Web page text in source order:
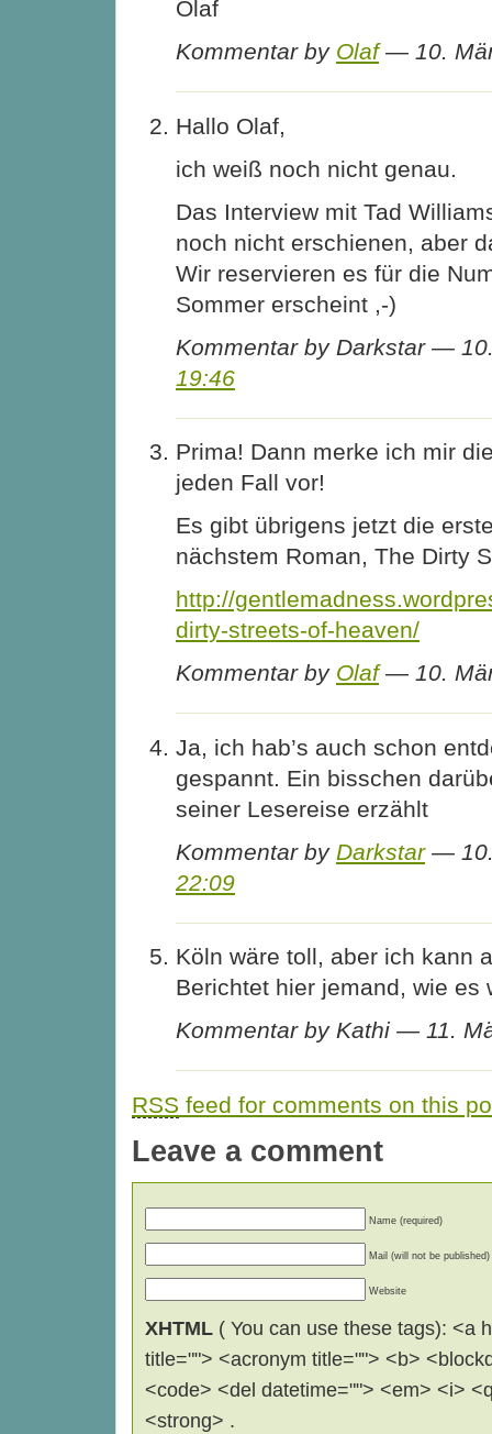
Olaf
Kommentar by Olaf— 10.
Hallo Olaf,
ich weiß noch nicht genau.
Das Interview mit Tad
noch nicht erschienen, aber
Wir reservieren es für die
Sommer erscheint ,-)
Kommentar by Darkstar —
19:46
Prima! Dann merke ich mir
jeden Fall vor!
Es gibt übrigens jetzt die
nächstem Roman, The Dirty
http://
dirty-streets-of-heaven/
Kommentar by Olaf— 10.
Ja, ich hab’s auch schon
gespannt. Ein bisschen
seiner Lesereise erzählt
Kommentar by Darkstar— 10.
22:09
Köln wäre toll, aber ich kann
Berichtet hier jemand, wie es
Kommentar by Kathi — 11.
RSS feed for comments on this
Leave a comment
Name (required)
Mail (will not be published)
Website
XHTML ( You can use these tags): <a
title=""> <acronym title=""> <b>
<code> <del datetime=""> <em> <i>
<strong> .